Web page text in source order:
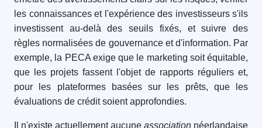
les connaissances et l'expérience des investisseurs s'ils
investissent au-delà des seuils fixés, et suivre des
règles normalisées de gouvernance et d'information. Par
exemple, la PECA exige que le marketing soit équitable,
que les projets fassent l'objet de rapports réguliers et,
pour les plateformes basées sur les prêts, que les
évaluations de crédit soient approfondies.
Il n'existe actuellement aucune association néerlandaise